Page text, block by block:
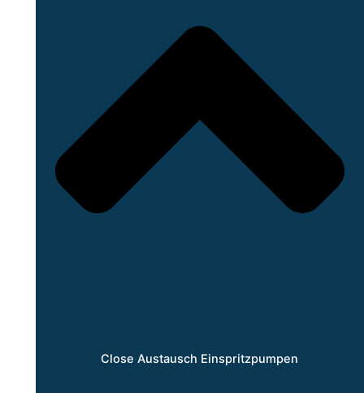
Close Austausch Einspritzpumpen